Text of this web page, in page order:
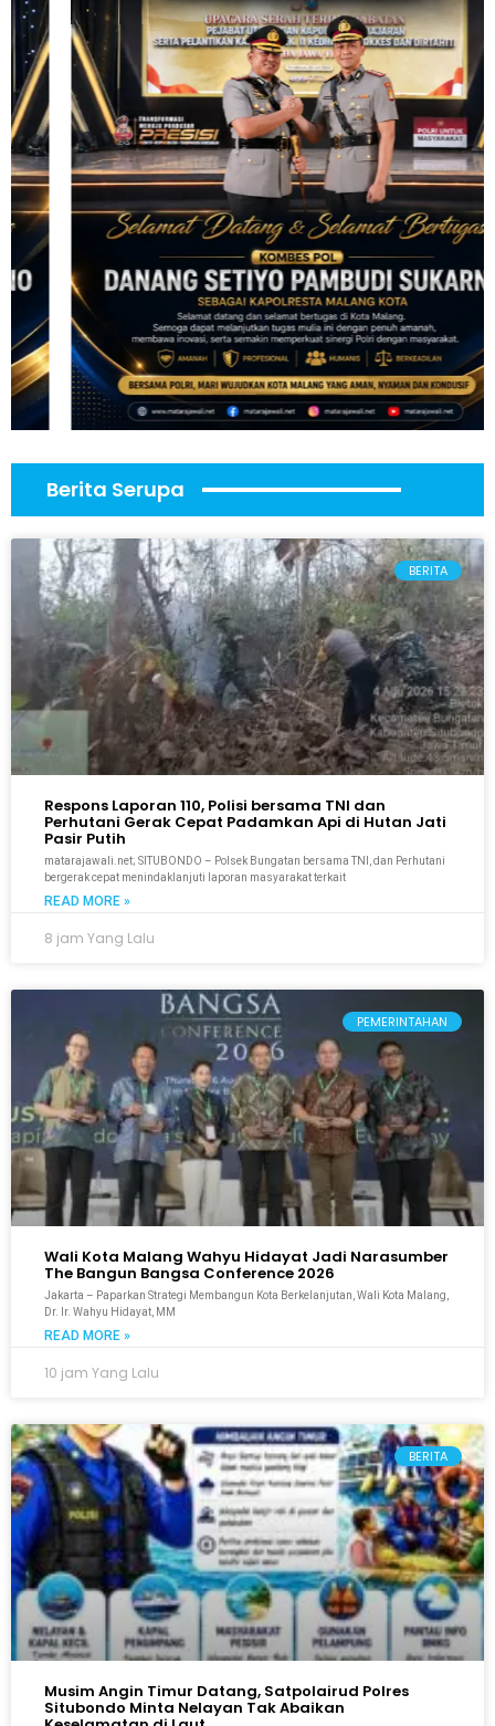
Berita Serupa
BERITA
Respons Laporan 110, Polisi bersama TNI dan
Perhutani Gerak Cepat Padamkan Api di Hutan Jati
Pasir Putih
matarajawali.net; SITUBONDO – Polsek Bungatan bersama TNI, dan Perhutani
bergerak cepat menindaklanjuti laporan masyarakat terkait
READ MORE »
8 jam Yang Lalu
PEMERINTAHAN
Wali Kota Malang Wahyu Hidayat Jadi Narasumber
The Bangun Bangsa Conference 2026
Jakarta – Paparkan Strategi Membangun Kota Berkelanjutan, Wali Kota Malang,
Dr. Ir. Wahyu Hidayat, MM
READ MORE »
10 jam Yang Lalu
BERITA
Musim Angin Timur Datang, Satpolairud Polres
Situbondo Minta Nelayan Tak Abaikan